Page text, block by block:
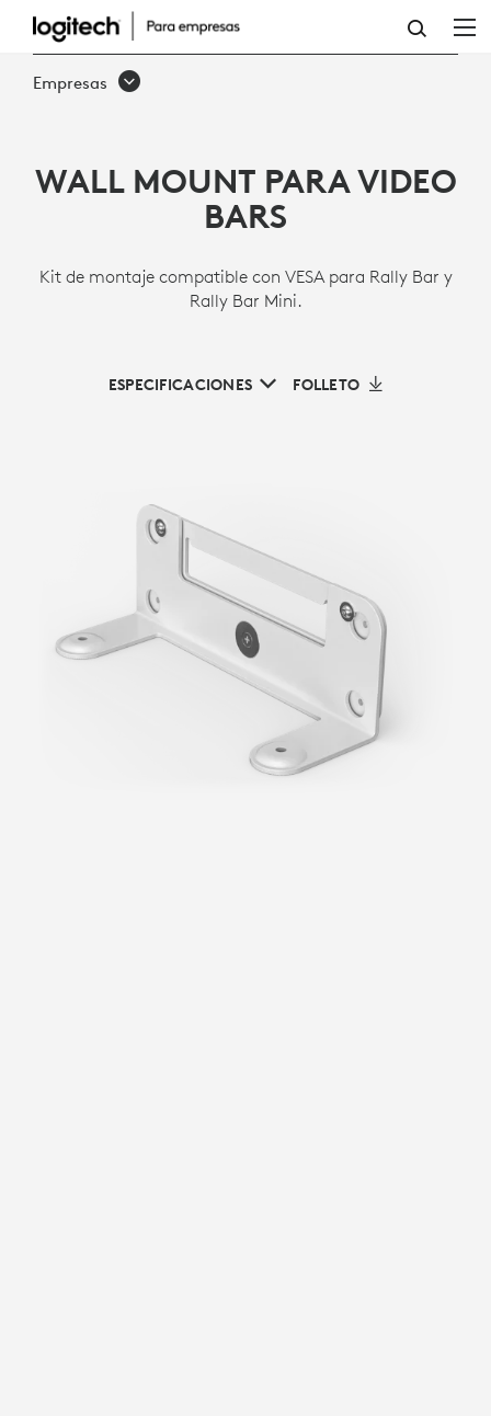
PIEZA
DE
PARED
BARRAS
LOGITECH
Empresas
WALL MOUNT PARA VIDEO
BARS
Kit de montaje compatible con VESA para Rally Bar y
Rally Bar Mini.
ESPECIFICACIONES FOLLETO